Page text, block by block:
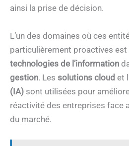
ainsi la prise de décision.
L’un des domaines où ces
particulièrement proactives est
technologies de l’information
gestion. Les solutions cloud et
(IA) sont utilisées pour
réactivité des entreprises face
du marché.